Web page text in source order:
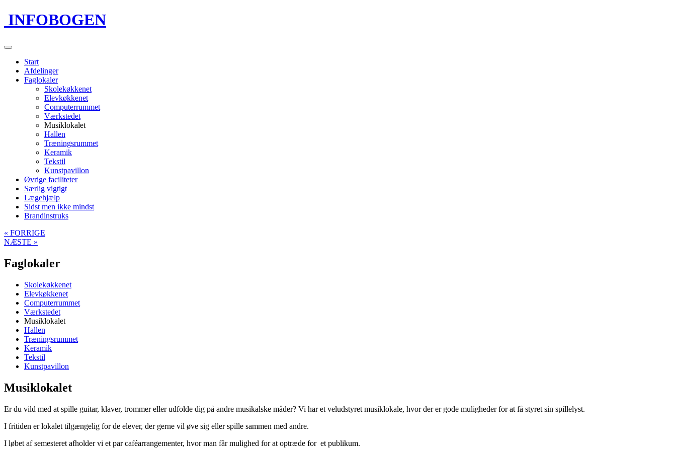
INFOBOGEN
Start
Afdelinger
Faglokaler
Skolekøkkenet
Elevkøkkenet
Computerrummet
Værkstedet
Musiklokalet
Hallen
Træningsrummet
Keramik
Tekstil
Kunstpavillon
Øvrige faciliteter
Særlig vigtigt
Lægehjælp
Sidst men ikke mindst
Brandinstruks
« FORRIGE
NÆSTE »
Faglokaler
Skolekøkkenet
Elevkøkkenet
Computerrummet
Værkstedet
Musiklokalet
Hallen
Træningsrummet
Keramik
Tekstil
Kunstpavillon
Musiklokalet
Er du vild med at spille guitar, klaver, trommer eller udfolde dig på andre musikalske måder? Vi har et veludstyret musiklokale, hvor der er gode muligheder for at få styret sin spillelyst.
I fritiden er lokalet tilgængelig for de elever, der gerne vil øve sig eller spille sammen med andre.
I løbet af semesteret afholder vi et par caféarrangementer, hvor man får mulighed for at optræde for et publikum.